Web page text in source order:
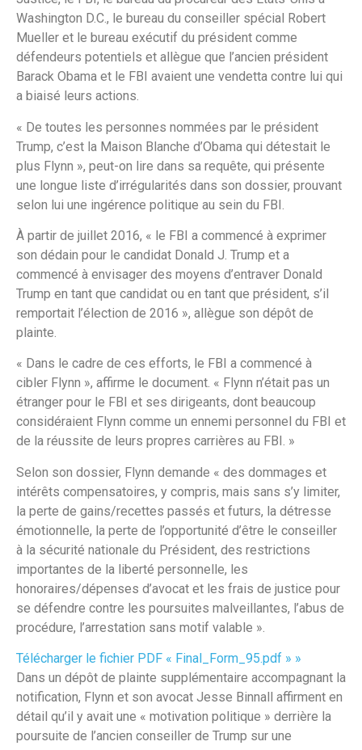
Washington D.C., le bureau du conseiller spécial Robert
Mueller et le bureau exécutif du président comme
défendeurs potentiels et allègue que l’ancien président
Barack Obama et le FBI avaient une vendetta contre lui qui
a biaisé leurs actions.
« De toutes les personnes nommées par le président
Trump, c’est la Maison Blanche d’Obama qui détestait le
plus Flynn », peut-on lire dans sa requête, qui présente
une longue liste d’irrégularités dans son dossier, prouvant
selon lui une ingérence politique au sein du FBI.
À partir de juillet 2016, « le FBI a commencé à exprimer
son dédain pour le candidat Donald J. Trump et a
commencé à envisager des moyens d’entraver Donald
Trump en tant que candidat ou en tant que président, s’il
remportait l’élection de 2016 », allègue son dépôt de
plainte.
« Dans le cadre de ces efforts, le FBI a commencé à
cibler Flynn », affirme le document. « Flynn n’était pas un
étranger pour le FBI et ses dirigeants, dont beaucoup
considéraient Flynn comme un ennemi personnel du FBI et
de la réussite de leurs propres carrières au FBI. »
Selon son dossier, Flynn demande « des dommages et
intérêts compensatoires, y compris, mais sans s’y limiter,
la perte de gains/recettes passés et futurs, la détresse
émotionnelle, la perte de l’opportunité d’être le conseiller
à la sécurité nationale du Président, des restrictions
importantes de la liberté personnelle, les
honoraires/dépenses d’avocat et les frais de justice pour
se défendre contre les poursuites malveillantes, l’abus de
procédure, l’arrestation sans motif valable ».
Télécharger le fichier PDF « Final_Form_95.pdf » »
Dans un dépôt de plainte supplémentaire accompagnant la
notification, Flynn et son avocat Jesse Binnall affirment en
détail qu’il y avait une « motivation politique » derrière la
poursuite de l’ancien conseiller de Trump sur une